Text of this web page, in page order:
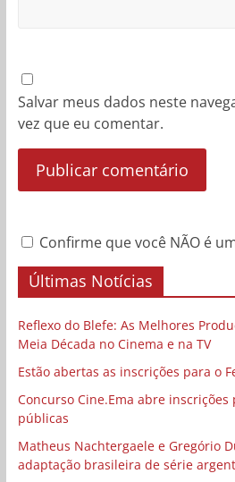
Salvar meus dados neste
vez que eu comentar.
Confirme que você NÃO é
Últimas Notícias
Reflexo do Blefe: As Melhores
Meia Década no Cinema e na TV
Estão abertas as inscrições para o
Concurso Cine.Ema abre
públicas
Matheus Nachtergaele e Gregório
adaptação brasileira de série